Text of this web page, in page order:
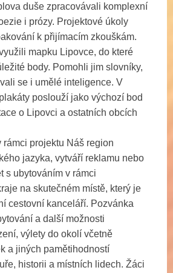
duše zpracovávali komplexní
i prózy. Projektové úkoly
k přijímacím zkouškám.
mapku Lipovce, do které
body. Pomohli jim slovníky,
se i umělé inteligence. V
poslouží jako výchozí bod
o Lipovci a ostatních obcích
rámci projektu Náš region
jazyka, vytváří reklamu nebo
s ubytováním v rámci
na skutečném místě, který je
cestovní kanceláří. Pozvánka
a další možnosti
výlety do okolí včetně
a jiných pamětihodností
historii a místních lidech. Žáci